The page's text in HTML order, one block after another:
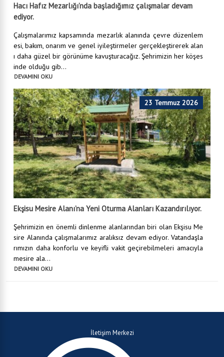
Hacı Hafız Mezarlığı’nda başladığımız çalışmalar devam
ediyor.
Çalışmalarımız kapsamında mezarlık alanında çevre düzenlem
esi, bakım, onarım ve genel iyileştirmeler gerçekleştirerek alan
ı daha güzel bir görünüme kavuşturacağız. Şehrimizin her köşes
inde olduğu gib...
DEVAMINI OKU
23 Temmuz 2026
Ekşisu Mesire Alanı’na Yeni Oturma Alanları Kazandırılıyor.
Şehrimizin en önemli dinlenme alanlarından biri olan Ekşisu Me
sire Alanında çalışmalarımız aralıksız devam ediyor. Vatandaşla
rımızın daha konforlu ve keyifli vakit geçirebilmeleri amacıyla
mesire ala...
DEVAMINI OKU
İletişim Merkezi